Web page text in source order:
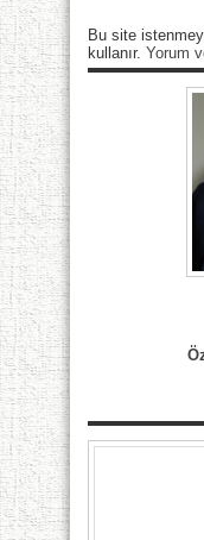
Bu site
kullanır. Yorum